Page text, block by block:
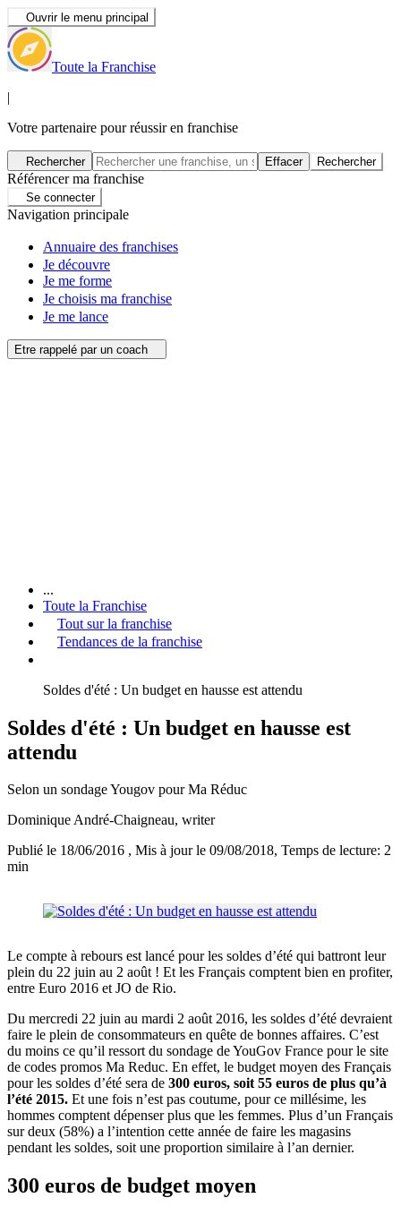
Ouvrir le menu principal
Toute la Franchise
|
Votre partenaire pour réussir en franchise
Rechercher Effacer Rechercher
Référencer ma franchise
Se connecter
Navigation principale
Annuaire des franchises
Je découvre
Je me forme
Je choisis ma franchise
Je me lance
Etre rappelé par un coach
...
Toute la Franchise
Tout sur la franchise
Tendances de la franchise
Soldes d'été : Un budget en hausse est attendu
Soldes d'été : Un budget en hausse est
attendu
Selon un sondage Yougov pour Ma Réduc
Dominique André-Chaigneau, writer
Publié le 18/06/2016 , Mis à jour le 09/08/2018, Temps de lecture: 2
min
Le compte à rebours est lancé pour les soldes d’été qui battront leur
plein du 22 juin au 2 août ! Et les Français comptent bien en profiter,
entre Euro 2016 et JO de Rio.
Du mercredi 22 juin au mardi 2 août 2016, les soldes d’été devraient
faire le plein de consommateurs en quête de bonnes affaires. C’est
du moins ce qu’il ressort du sondage de YouGov France pour le site
de codes promos Ma Reduc. En effet, le budget moyen des Français
pour les soldes d’été sera de 300 euros, soit 55 euros de plus qu’à
l’été 2015. Et une fois n’est pas coutume, pour ce millésime, les
hommes comptent dépenser plus que les femmes. Plus d’un Français
sur deux (58%) a l’intention cette année de faire les magasins
pendant les soldes, soit une proportion similaire à l’an dernier.
300 euros de budget moyen